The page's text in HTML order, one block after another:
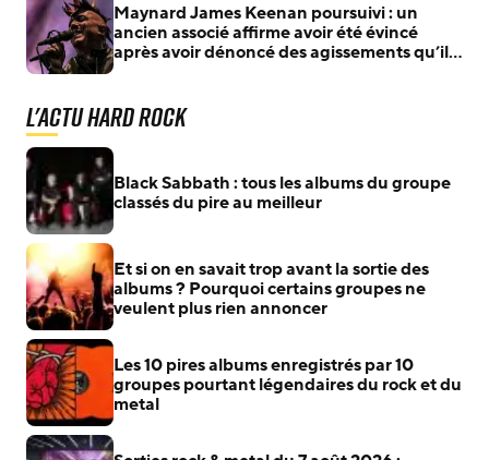
Maynard James Keenan poursuivi : un
ancien associé affirme avoir été évincé
après avoir dénoncé des agissements qu’il
L'actu Hard Rock
Black Sabbath : tous les albums du groupe
classés du pire au meilleur
Et si on en savait trop avant la sortie des
albums ? Pourquoi certains groupes ne
veulent plus rien annoncer
Les 10 pires albums enregistrés par 10
groupes pourtant légendaires du rock et du
metal